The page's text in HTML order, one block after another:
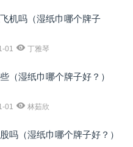
机吗（湿纸巾哪个牌子
01 丁雅琴
（湿纸巾哪个牌子好？）
01 林茹欣
吗（湿纸巾哪个牌子好？）